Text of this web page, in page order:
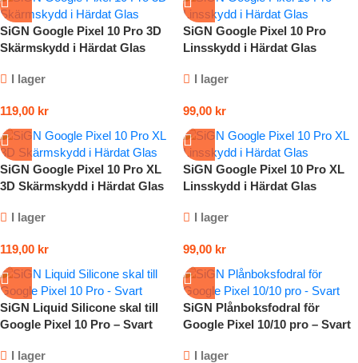
SiGN Google Pixel 10 Pro 3D
Skärmskydd i Härdat Glas
I lager
119,00 kr
SiGN Google Pixel 10 Pro
Linsskydd i Härdat Glas
I lager
99,00 kr
SiGN Google Pixel 10 Pro XL
3D Skärmskydd i Härdat Glas
I lager
119,00 kr
SiGN Google Pixel 10 Pro XL
Linsskydd i Härdat Glas
I lager
99,00 kr
SiGN Liquid Silicone skal till
Google Pixel 10 Pro – Svart
I lager
SiGN Plånboksfodral för
Google Pixel 10/10 pro – Svart
I lager